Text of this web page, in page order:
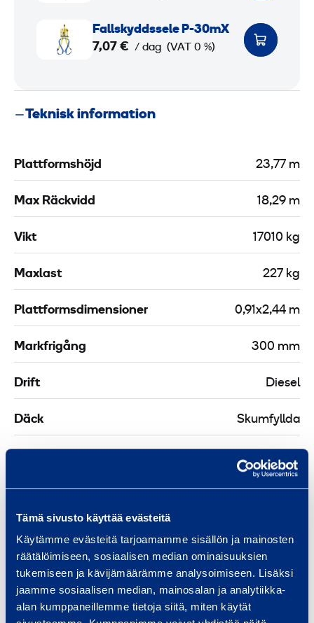
Tämä sivusto käyttää evästeitä
Käytämme evästeitä tarjoamamme sisällön ja mainosten
räätälöimiseen, sosiaalisen median ominaisuuksien
tukemiseen ja kävijämäärämme analysoimiseen. Lisäksi
jaamme sosiaalisen median, mainosalan ja analytiikka-
alan kumppaneillemme tietoja siitä, miten käytät
s
o
m
k
d
e
-
3
0
m
X
Fallskyddssele P-30mX
7,07 € / dag (VAT 0 %)
Teknisk information
Plattformshöjd 23,77 m
Max Räckvidd 18,29 m
Vikt 17010 kg
Maxlast 227 kg
Plattformsdimensioner 0,91x2,44 m
Markfrigång 300 mm
Drift Diesel
Däck Skumfyllda
133 l
Bränsleförbrukning 13 l/h
Plattform bredd
Transportlängd